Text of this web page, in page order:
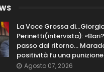
La Voce Grossa
Perinetti(intervista):
passo dal ritorno...
positività fu una
Agosto 07, 2026